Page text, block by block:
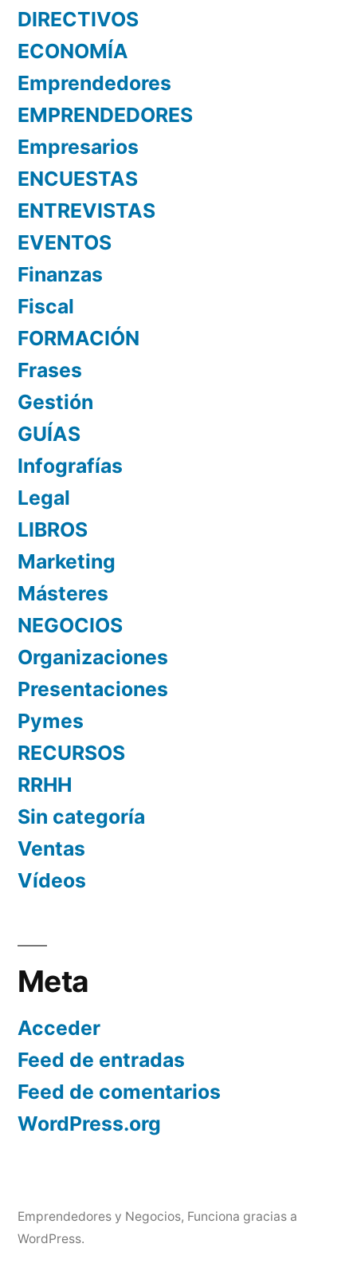
DIRECTIVOS
ECONOMÍA
Emprendedores
EMPRENDEDORES
Empresarios
ENCUESTAS
ENTREVISTAS
EVENTOS
Finanzas
Fiscal
FORMACIÓN
Frases
Gestión
GUÍAS
Infografías
Legal
LIBROS
Marketing
Másteres
NEGOCIOS
Organizaciones
Presentaciones
Pymes
RECURSOS
RRHH
Sin categoría
Ventas
Vídeos
Meta
Acceder
Feed de entradas
Feed de comentarios
WordPress.org
Emprendedores y Negocios, Funciona gracias a
WordPress.